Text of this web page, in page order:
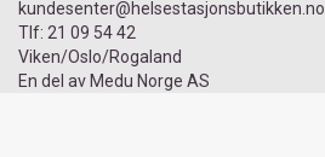
kundesenter@helsestasjonsbutikken.no
Tlf: 21 09 54 42
Viken/Oslo/Rogaland
En del av Medu Norge AS